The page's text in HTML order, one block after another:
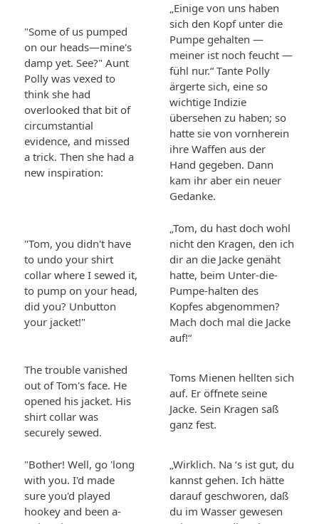
"Some of us pumped
on our heads—mine's
damp yet. See?" Aunt
Polly was vexed to
think she had
overlooked that bit of
circumstantial
evidence, and missed
a trick. Then she had a
new inspiration:
„Einige von uns haben
sich den Kopf unter die
Pumpe gehalten —
meiner ist noch feucht —
fühl nur.“ Tante Polly
ärgerte sich, eine so
wichtige Indizie
übersehen zu haben; so
hatte sie von vornherein
ihre Waffen aus der
Hand gegeben. Dann
kam ihr aber ein neuer
Gedanke.
"Tom, you didn't have
to undo your shirt
collar where I sewed it,
to pump on your head,
did you? Unbutton
your jacket!"
„Tom, du hast doch wohl
nicht den Kragen, den ich
dir an die Jacke genäht
hatte, beim Unter-die-
Pumpe-halten des
Kopfes abgenommen?
Mach doch mal die Jacke
auf!“
The trouble vanished
out of Tom's face. He
opened his jacket. His
shirt collar was
securely sewed.
Toms Mienen hellten sich
auf. Er öffnete seine
Jacke. Sein Kragen saß
ganz fest.
"Bother! Well, go 'long
with you. I'd made
sure you'd played
hookey and been a-
„Wirklich. Na ‘s ist gut, du
kannst gehen. Ich hätte
darauf geschworen, daß
du im Wasser gewesen